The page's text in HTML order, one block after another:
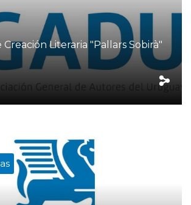
Literaria "Pallars Sobirà"